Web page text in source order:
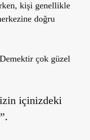
kişi genellikle
doğru
çok güzel
içinizdeki